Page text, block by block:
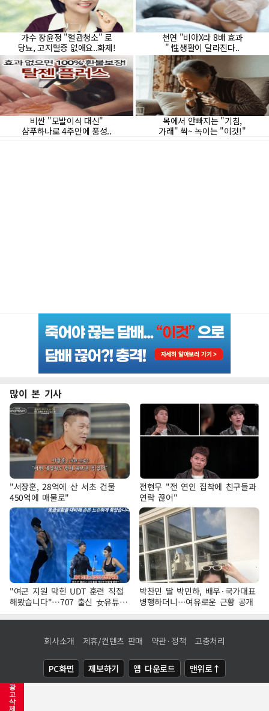
광
고
삭
제
많이 본 기사
"서장훈, 28억에 산 서초 건물
450억에 매물로"
전현무 "전 연인 집착에 친구들과
연락 끊어"
"여군 지원 막힌 UDT 훈련 직접
해봤습니다"…707 출신 女유튜버
'완벽 소화'
박찬민 딸 박민하, 배우·국가대표
병행하더니…여유로운 근황 공개
회사소개 제휴/컨텐츠 판매 약관·정책 고충처리
PC화면 제보하기 앱 다운로드 맨위로↑